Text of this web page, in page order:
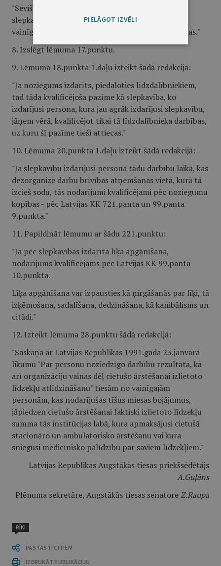
"Sevišķa cietsirdība var izpausties, arī izdarot
slepkavību cietušajam tuvu personu klātbūtnē, ja
vainīgais apzinājies, ka sagādā tām sevišķas ciešanas."
8. Izslēgt lēmuma 17.punktu.
9. Lēmuma 18.punkta 1.daļu izteikt šādā redakcijā:
"Ja noziegums izdarīts, piedaloties līdzdalībniekiem,
tad tāda kvalificējoša pazīme kā slepkavība, ko
izdarījusi persona, kura jau agrāk izdarījusi slepkavību,
jāņem vērā, kvalificējot tikai tā līdzdalībnieka darbības,
uz kuru šī pazīme tieši attiecas."
10. Lēmuma 20.punkta 1.daļu izteikt šādā redakcijā:
"Ja slepkavību izdarījusi persona tādu darbību laikā, kas
dezorganizē darbu brīvības atņemšanas vietā, kurā tā
izcieš sodu, tās nodarījumi kvalificējami pēc noziegumu
kopības - pēc Latvijas KK 721.panta un 99.panta
9.punkta."
11. Papildināt lēmumu ar šādu 221.punktu:
"Ja pēc slepkavības izdarīta līķa apgānīšana,
nodarījums kvalificējams pēc Latvijas KK 99.panta
10.punkta.
Līķa apgānīšana var izpausties kā ņirgāšanās par līķi, tā
izķēmošana, sadalīšana, dedzināšana, kā kanibālisms un
citādi."
12. Izteikt lēmuma 28.punktu šādā redakcijā:
"Saskaņā ar Latvijas Republikas 1991.gada 23.janvāra
likumu "Par personu noziedzīgo darbību rezultātā, kā
arī organizāciju vainas dēļ cietušo ārstēšanai izlietoto
līdzekļu atlīdzināšanu" tiesām no vainīgajām
personām, kas nodarījušas tīšus miesas bojājumus,
jāpiedzen cietušo ārstēšanai faktiski izlietoto līdzekļu
summa tās institūcijas labā, kura apmaksājusi cietušā
stacionāro un ambulatorisko ārstēšanu vai kura
sniegusi medicīnisko palīdzību par saviem līdzekļiem."
Latvijas Republikas Augstākās tiesas priekšsēdētājs
A.Guļāns
Plēnuma sekretāre, Augstākās tiesas senatoreZ.Raupa
RĪKI
PASTĀSTI CITIEM
IZDRUKĀT PUBLIKĀCIJU
PIELĀGOT IZVĒLI